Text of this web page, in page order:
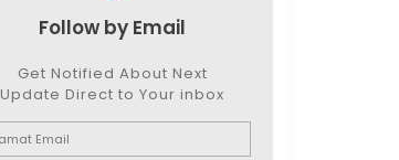
Follow by Email
Get Notified About Next
Update Direct to Your inbox